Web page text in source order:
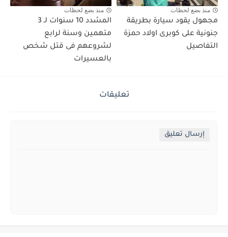
منذ بضع لحظات
مجهول يقود سيارة بطريقة
جنونية على كوبرى اولاد حمزة
التفاصيل
منذ بضع لحظات
المشدد 10 سنوات لـ 3
متهمين وسنة لرابع
لشروعهم فى قتل شخص
بالعسيرات
تعليقات
إرسال تعليق